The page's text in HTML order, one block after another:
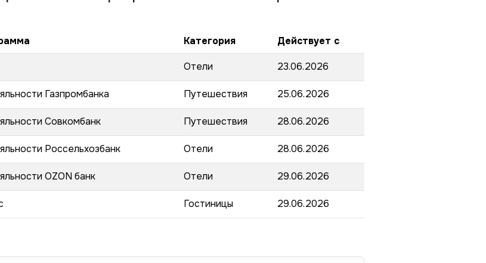
Категория
Действует с
Отели 23.06.2026
Газпромбанка Путешествия 25.06.2026
Совкомбанк Путешествия 28.06.2026
Россельхозбанк Отели 28.06.2026
OZON банк Отели 29.06.2026
Гостиницы 29.06.2026